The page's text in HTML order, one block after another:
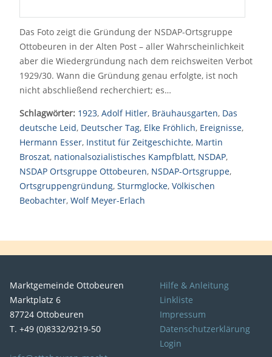
Das Foto zeigt die Gründung der NSDAP-Ortsgruppe
Ottobeuren in der Alten Post – aller Wahrscheinlichkeit
aber die Wiedergründung nach dem reichsweiten Verbot
1929/30. Wann die Gründung genau erfolgte, ist noch
nicht abschließend recherchiert; es…
Schlagwörter: 1923, Adolf Hitler, Bräuhausgarten, Das
deutsche Leid, Deutscher Tag, Elke Fröhlich, Ereignisse,
Hermann Esser, Institut für Zeitgeschichte, Martin
Broszat, nationalsozialistisches Kampfblatt, NSDAP,
NSDAP Ortsgruppe Ottobeuren, NSDAP-Ortsgruppe,
Ortsgruppengründung, Sturmglocke, Völkischen
Beobachter, Wolf Meyer-Erlach
Marktgemeinde Ottobeuren
Marktplatz 6
87724 Ottobeuren
T. +49 (0)8332/9219-50
Hilfe & Anleitung
Linkliste
Impressum
Datenschutzerklärung
Login